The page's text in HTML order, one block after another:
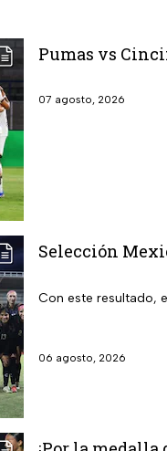
Pumas vs
07 agosto, 2026
Selección
Con este resultado,
06 agosto, 2026